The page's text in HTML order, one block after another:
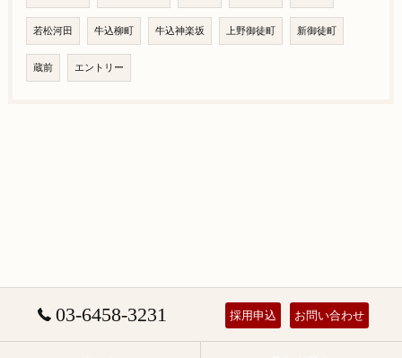
若松河田 牛込柳町 牛込神楽坂 上野御徒町 新御徒町
蔵前 エントリー
03-6458-3231 採用申込 お問い合わせ